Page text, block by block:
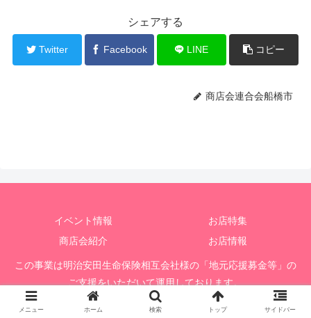
シェアする
Twitter Facebook LINE コピー
商店会連合会船橋市
イベント情報
お店特集
商店会紹介
お店情報
この事業は明治安田生命保険相互会社様の「地元応援募金等」の
ご支援をいただいて運用しております。
© 2020 船橋市商店会連合会応援掲示板
メニュー ホーム 検索 トップ サイドバー